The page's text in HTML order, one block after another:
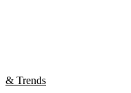
& Trends